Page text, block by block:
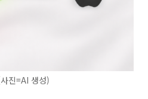
진=AI 생성)